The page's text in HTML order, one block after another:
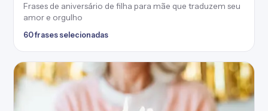
Frases de aniversário de filha para mãe que traduzem seu
amor e orgulho
60 frases selecionadas